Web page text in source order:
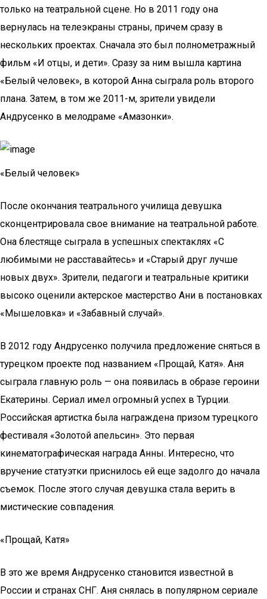
только на театральной сцене. Но в 2011 году она
вернулась на телеэкраны страны, причем сразу в
нескольких проектах. Сначала это был полнометражный
фильм «И отцы, и дети». Сразу за ним вышла картина
«Белый человек», в которой Анна сыграла роль второго
плана. Затем, в том же 2011-м, зрители увидели
Андрусенко в мелодраме «Амазонки».
«Белый человек»
После окончания театрального училища девушка
сконцентрировала свое внимание на театральной работе.
Она блестяще сыграла в успешных спектаклях «С
любимыми не расставайтесь» и «Старый друг лучше
новых двух». Зрители, педагоги и театральные критики
высоко оценили актерское мастерство Ани в постановках
«Мышеловка» и «Забавный случай».
В 2012 году Андрусенко получила предложение сняться в
турецком проекте под названием «Прощай, Катя». Аня
сыграла главную роль — она появилась в образе героини
Екатерины. Сериал имел огромный успех в Турции.
Российская артистка была награждена призом турецкого
фестиваля «Золотой апельсин». Это первая
кинематографическая награда Анны. Интересно, что
вручение статуэтки приснилось ей еще задолго до начала
съемок. После этого случая девушка стала верить в
мистические совпадения.
«Прощай, Катя»
В это же время Андрусенко становится известной в
России и странах СНГ. Аня снялась в популярном сериале